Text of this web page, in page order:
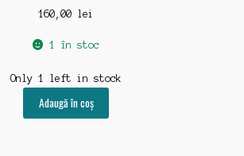
160,00 lei
1 în stoc
Only 1 left in stock
Adaugă în coș